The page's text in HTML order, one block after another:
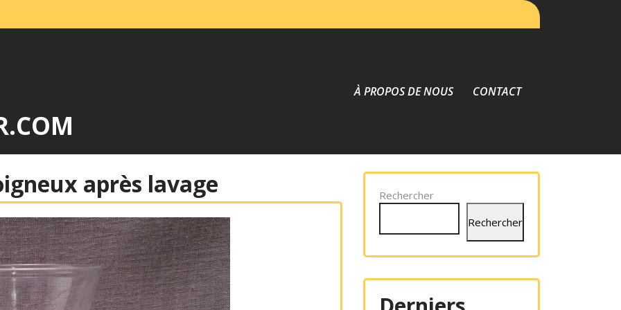
À PROPOS DE NOUS CONTACT
après lavage
Rechercher
Rechercher